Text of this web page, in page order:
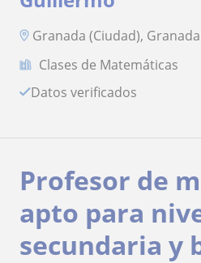
Granada (Ciudad),
Clases de Matemáticas
Datos verificados
Profesor de
apto para
secundaria y